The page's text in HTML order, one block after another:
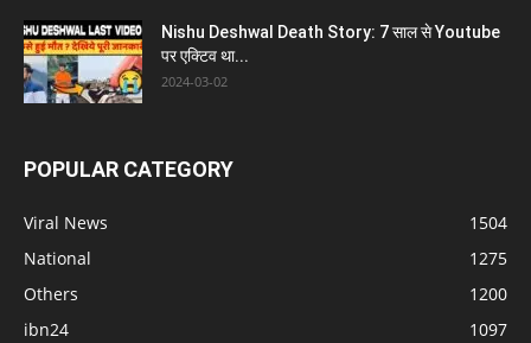
Nishu Deshwal Death Story: 7 साल से Youtube
पर एक्टिव था...
2024-03-02
POPULAR CATEGORY
Viral News
1504
National
1275
Others
1200
ibn24
1097